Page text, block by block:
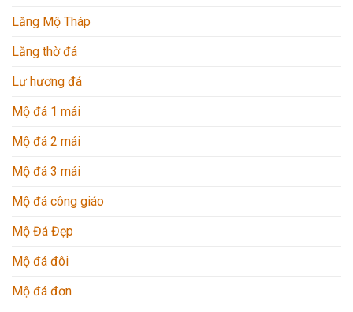
Lăng Mộ Tháp
Lăng thờ đá
Lư hương đá
Mộ đá 1 mái
Mộ đá 2 mái
Mộ đá 3 mái
Mộ đá công giáo
Mộ Đá Đẹp
Mộ đá đôi
Mộ đá đơn